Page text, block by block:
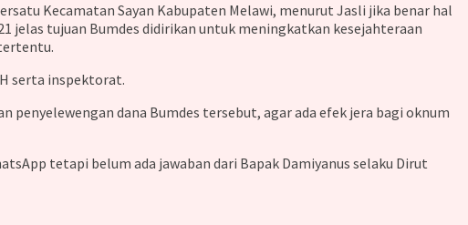
Kecamatan Sayan Kabupaten Melawi, menurut Jasli jika benar hal
jelas tujuan Bumdes didirikan untuk meningkatkan kesejahteraan
serta inspektorat.
dana Bumdes tersebut, agar ada efek jera bagi oknum
tetapi belum ada jawaban dari Bapak Damiyanus selaku Dirut